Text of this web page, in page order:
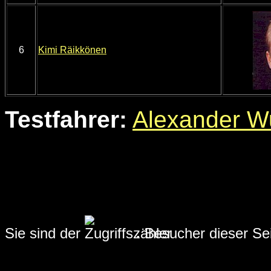
6 Kimi Räikkönen
Testfahrer: Alexander
Sie sind der .Besucher dieser